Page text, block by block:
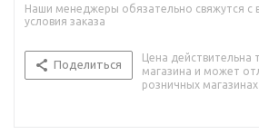
Наши менеджеры обязательно свяжутся с
условия заказа
Поделиться
Цена действительна
магазина и может
розничных магазинах